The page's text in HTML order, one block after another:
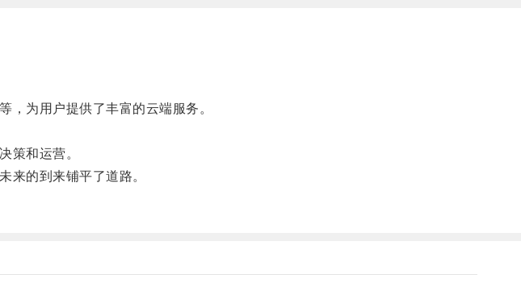
为用户提供了丰富的云端服务。
策和运营。
的到来铺平了道路。